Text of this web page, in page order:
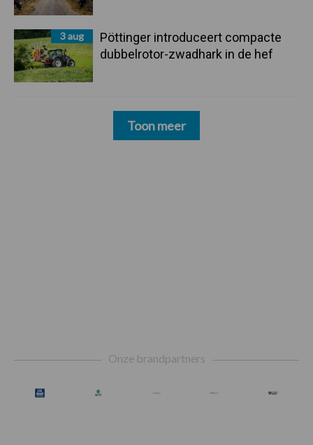
3 aug
Pöttinger introduceert compacte
dubbelrotor-zwadhark in de hef
Toon meer
Onze brandpartners